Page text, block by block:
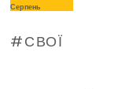
Серпень
СВОЇ